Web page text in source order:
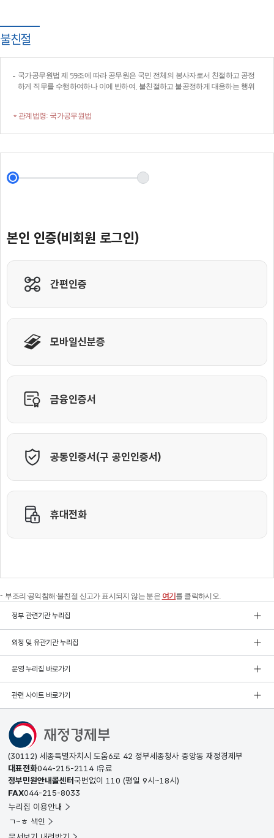
불친절
국가공무원법 제 59조에 따라 공무원은 국민 전체의 봉사자로서 친절하고 공정
하게 직무를 수행하여하나 이에 반하여, 불친절하고 불공정하게 대응하는 행위
* 관계법령: 국가공무원법
부조리·공익침해·불친절 신고가 표시되지 않는 분은 여기 를 클릭하시오.
정부 관련기관 누리집
외청 및 유관기관 누리집
운영 누리집 바로가기
관련 사이트 바로가기
(30112) 세종특별자치시 도움6로 42 정부세종청사 중앙동 재정경제부
대표전화044-215-2114 유료
정부민원안내콜센터국번없이 110 (평일 9시~18시)
FAX044-215-8033
누리집 이용안내
ㄱ~ㅎ 색인